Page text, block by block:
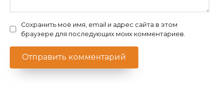
Сохранить моё имя, email и адрес сайта в этом
браузере для последующих моих комментариев.